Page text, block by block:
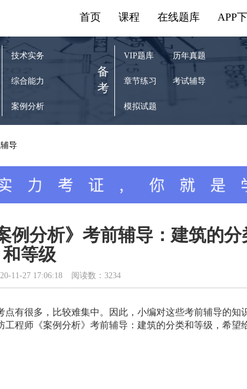
APP
在线题库
课程
首页
技术实务
综合能力
案例分析
备
考
VIP题库
章节练习
模拟试题
历年真题
考试辅导
导
例分析》考前辅导：建筑的分
和等级
11-27 17:06:18 阅读数：3234
有很多，比较难集中。因此，小编对这些考前辅导的知
程师《案例分析》考前辅导：建筑的分类和等级，希望